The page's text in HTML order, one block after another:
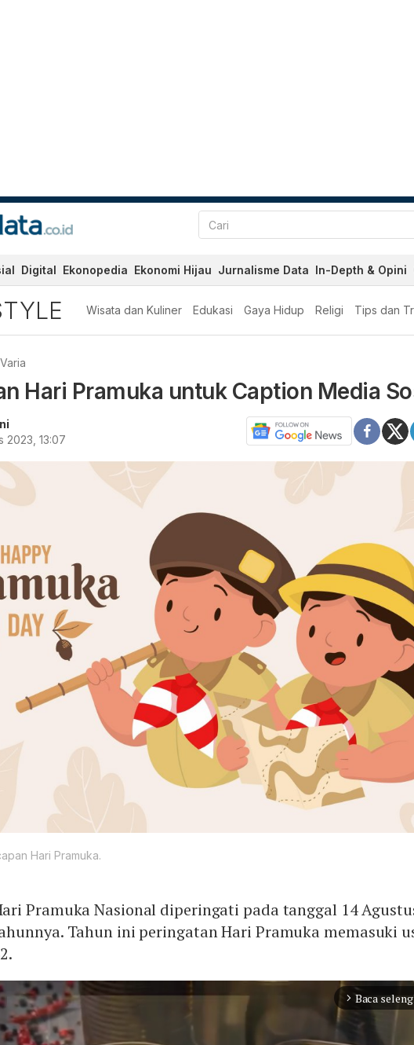
Digital Ekonopedia Ekonomi Hijau Jurnalisme Data In-Depth & Opini
Wisata dan Kuliner Edukasi Gaya Hidup Religi Tips dan
Varia
Hari Pramuka untuk Caption Media
2023, 13:07
Hari Pramuka.
Pramuka Nasional diperingati pada tanggal 14
Tahun ini peringatan Hari Pramuka memasuki
arrow_forward_ios Baca